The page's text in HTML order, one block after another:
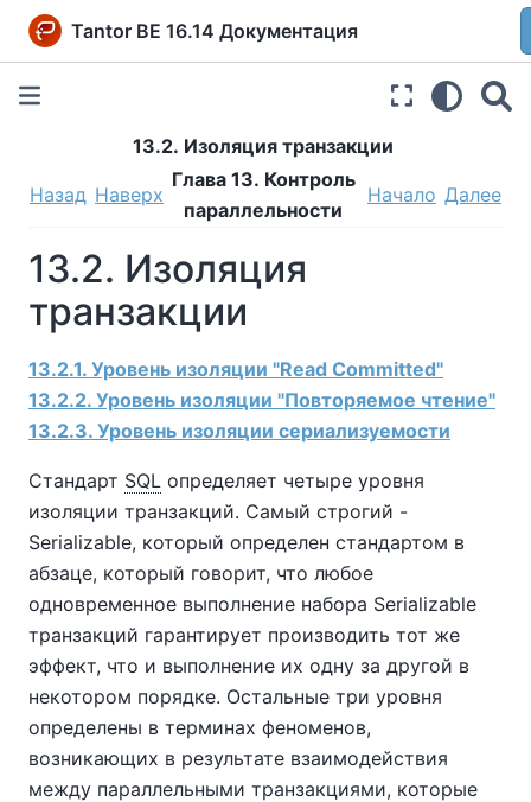
Tantor BE 16.14 Документация
13.2. Изоляция транзакции
Назад Наверх
Глава 13. Контроль
параллельности
Начало Далее
13.2. Изоляция
транзакции
13.2.1. Уровень изоляции "Read Committed"
13.2.2. Уровень изоляции "Повторяемое чтение"
13.2.3. Уровень изоляции сериализуемости
Стандарт SQL определяет четыре уровня
изоляции транзакций. Самый строгий -
Serializable, который определен стандартом в
абзаце, который говорит, что любое
одновременное выполнение набора Serializable
транзакций гарантирует производить тот же
эффект, что и выполнение их одну за другой в
некотором порядке. Остальные три уровня
определены в терминах феноменов,
возникающих в результате взаимодействия
между параллельными транзакциями, которые